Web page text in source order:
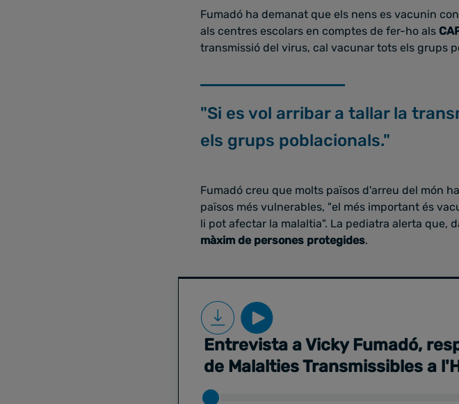
Fumadó ha demanat que els nens es vacunin
als centres escolars en comptes de fer-ho als
transmissió del virus, cal vacunar tots els grups
"Si es vol arribar a tallar la
els grups poblacionals."
Fumadó creu que molts països d'arreu del món
països més vulnerables, "el més important és
li pot afectar la malaltia". La pediatra alerta que,
màxim de persones protegides.
Entrevista a Vicky Fumadó,
de Malalties Transmissibles a